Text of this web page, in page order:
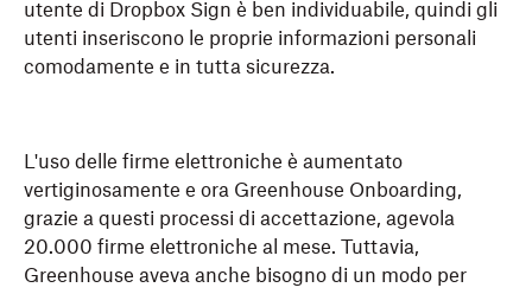
utente di Dropbox Sign è ben individuabile, quindi gli
utenti inseriscono le proprie informazioni personali
comodamente e in tutta sicurezza.
L'uso delle firme elettroniche è aumentato
vertiginosamente e ora Greenhouse Onboarding,
grazie a questi processi di accettazione, agevola
20.000 firme elettroniche al mese. Tuttavia,
Greenhouse aveva anche bisogno di un modo per